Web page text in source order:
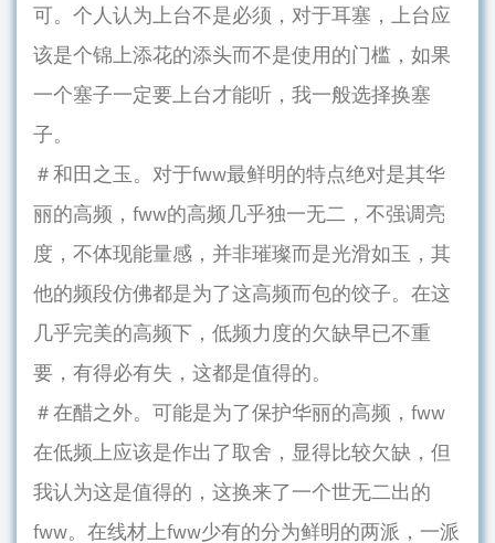
可。个人认为上台不是必须，对于耳塞，上台应
该是个锦上添花的添头而不是使用的门槛，如果
一个塞子一定要上台才能听，我一般选择换塞
子。
＃和田之玉。对于fww最鲜明的特点绝对是其华
丽的高频，fww的高频几乎独一无二，不强调亮
度，不体现能量感，并非璀璨而是光滑如玉，其
他的频段仿佛都是为了这高频而包的饺子。在这
几乎完美的高频下，低频力度的欠缺早已不重
要，有得必有失，这都是值得的。
＃在醋之外。可能是为了保护华丽的高频，fww
在低频上应该是作出了取舍，显得比较欠缺，但
我认为这是值得的，这换来了一个世无二出的
fww。在线材上fww少有的分为鲜明的两派，一派